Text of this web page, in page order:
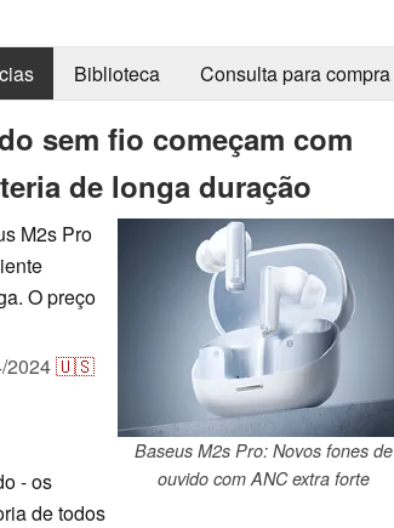
Biblioteca Consulta para compra
sem fio começam com
de longa duração
Baseus M2s Pro: Novos fones de
ouvido com ANC extra forte
M2s Pro
O preço
2024🇺🇸
- os
de todos